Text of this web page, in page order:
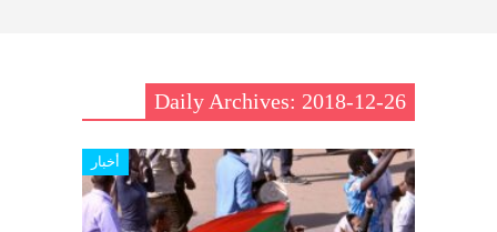
Daily Archives: 2018-12-26
أخبار